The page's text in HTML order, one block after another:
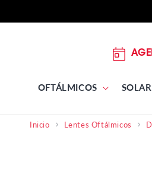
OFTÁLMICOS
Inicio Lentes Oftálmicos